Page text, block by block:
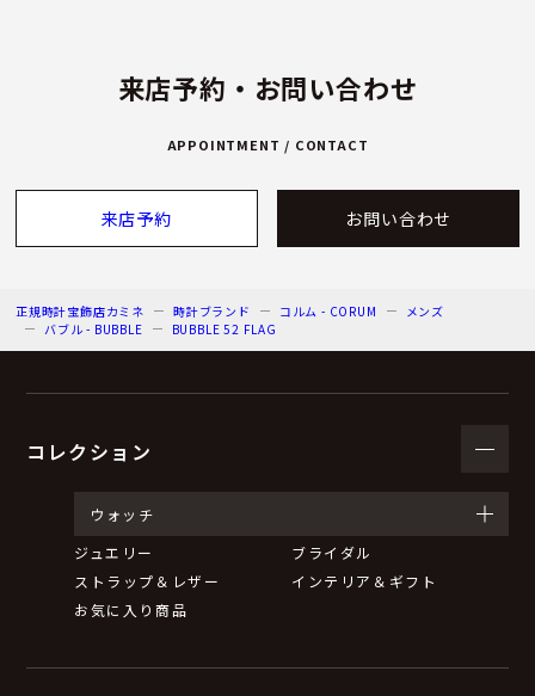
来店予約・お問い合わせ
APPOINTMENT / CONTACT
来店予約 お問い合わせ
正規時計宝飾店カミネ 時計ブランド コルム - CORUM
メンズ
バブル - BUBBLE
BUBBLE 52 FLAG
コレクション
ウォッチ
ジュエリー
ブライダル
ストラップ＆レザー
インテリア＆ギフト
お気に入り商品